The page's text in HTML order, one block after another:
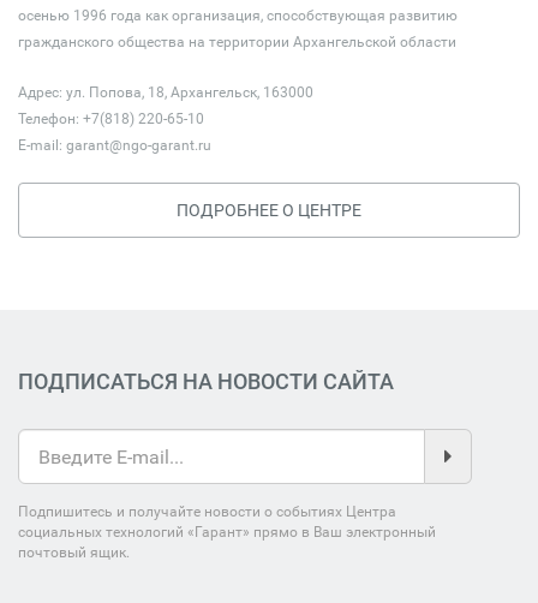
осенью 1996 года как организация, способствующая развитию
гражданского общества на территории Архангельской области
Адрес: ул. Попова, 18, Архангельск, 163000
Телефон: +7(818) 220-65-10
E-mail: garant@ngo-garant.ru
ПОДРОБНЕЕ О ЦЕНТРЕ
ПОДПИСАТЬСЯ НА НОВОСТИ САЙТА
Подпишитесь и получайте новости о событиях Центра
социальных технологий «Гарант» прямо в Ваш электронный
почтовый ящик.